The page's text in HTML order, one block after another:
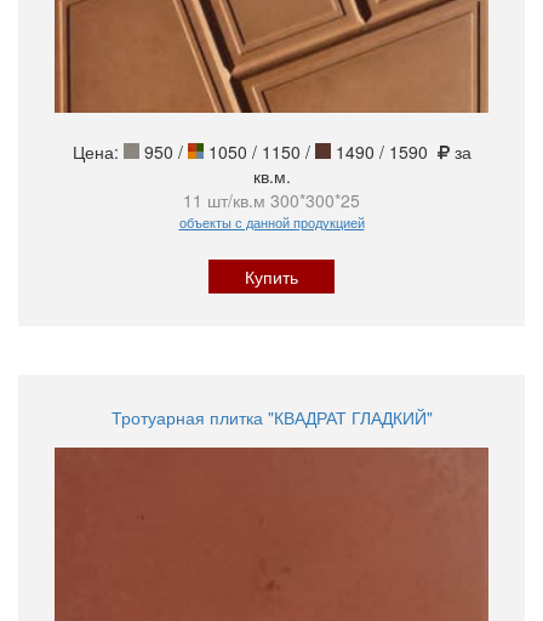
Цена: 950 / 1050 / 1150 / 1490 / 1590
за
кв.м.
11 шт/кв.м 300*300*25
объекты с данной продукцией
Купить
Тротуарная плитка "КВАДРАТ ГЛАДКИЙ"